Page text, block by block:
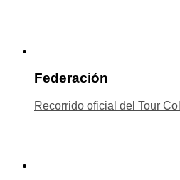
Federación
Recorrido oficial del Tour